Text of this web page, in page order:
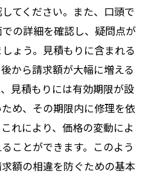
てください。また、口頭で
の詳細を確認し、疑問点が
ょう。見積もりに含まれる
から請求額が大幅に増える
見積もりには有効期限が設
め、その期限内に修理を依
れにより、価格の変動によ
ことができます。このよう
額の相違を防ぐための基本